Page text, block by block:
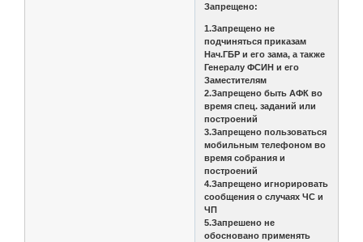
Запрещено:
1.Запрещено не
подчиняться приказам
Нач.ГБР и его зама, а также
Генералу ФСИН и его
Заместителям
2.Запрещено быть АФК во
время спец. заданий или
построений
3.Запрещено пользоваться
мобильным телефоном во
время собрания и
построений
4.Запрещено игнорировать
сообщения о случаях ЧС и
ЧП
5.Запрешено не
обосновано применять